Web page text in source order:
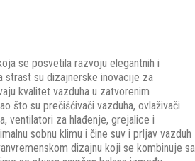
se posvetila razvoju elegantnih i
strast su dizajnerske inovacije za
kvalitet vazduha u zatvorenim
što su prečišćivači vazduha, ovlaživači
ventilatori za hlađenje, grejalice i
sobnu klimu i čine suv i prljav vazduh
dizajnu koji se kombinuje sa